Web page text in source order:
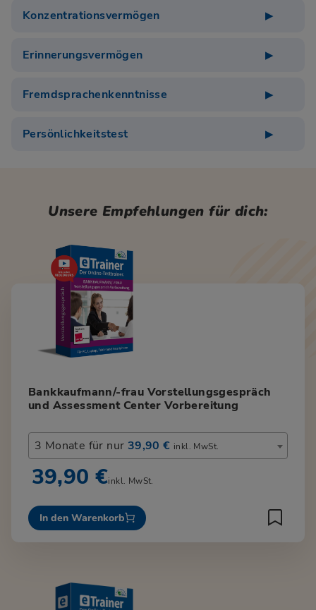
Konzentrationsvermögen
Erinnerungsvermögen
Fremdsprachenkenntnisse
Persönlichkeitstest
Unsere Empfehlungen für dich:
Bankkaufmann/-frau Vorstellungsgespräch
und Assessment Center Vorbereitung
3 Monate für nur 39,90 € inkl. MwSt.
39,90 €inkl. MwSt.
In den Warenkorb